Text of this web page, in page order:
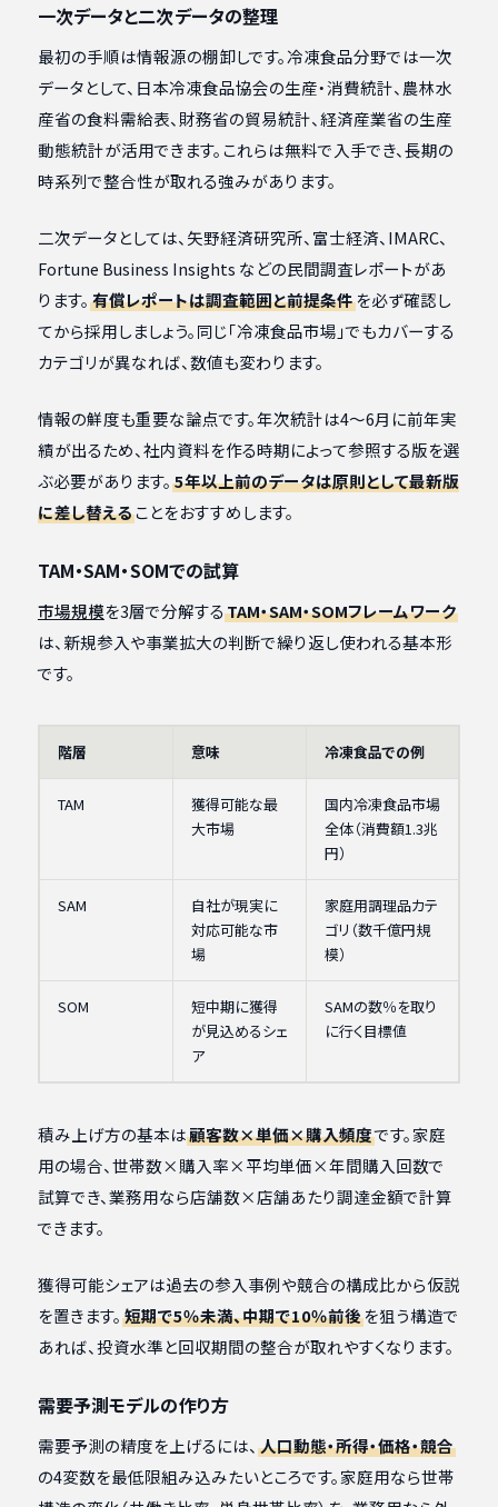
一次データと二次データの整理
最初の手順は情報源の棚卸しです。冷凍食品分野では一次
データとして、日本冷凍食品協会の生産・消費統計、農林水
産省の食料需給表、財務省の貿易統計、経済産業省の生産
動態統計が活用できます。これらは無料で入手でき、長期の
時系列で整合性が取れる強みがあります。
二次データとしては、矢野経済研究所、富士経済、IMARC、
Fortune Business Insights などの民間調査レポートがあ
ります。 有償レポートは調査範囲と前提条件を必ず確認し
てから採用しましょう。同じ「冷凍食品市場」でもカバーする
カテゴリが異なれば、数値も変わります。
情報の鮮度も重要な論点です。年次統計は4〜6月に前年実
績が出るため、社内資料を作る時期によって参照する版を選
ぶ必要があります。 5年以上前のデータは原則として最新版
に差し替えることをおすすめします。
TAM・SAM・SOMでの試算
市場規模を3層で分解するTAM・SAM・SOMフレームワーク
は、新規参入や事業拡大の判断で繰り返し使われる基本形
です。
階層 意味 冷凍食品での例
TAM
獲得可能な最
大市場
国内冷凍食品市場
全体（消費額1.3兆
円）
SAM
自社が現実に
対応可能な市
場
家庭用調理品カテ
ゴリ（数千億円規
模）
SOM
短中期に獲得
が見込めるシェ
ア
SAMの数％を取り
に行く目標値
積み上げ方の基本は顧客数×単価×購入頻度です。家庭
用の場合、世帯数×購入率×平均単価×年間購入回数で
試算でき、業務用なら店舗数×店舗あたり調達金額で計算
できます。
獲得可能シェアは過去の参入事例や競合の構成比から仮説
を置きます。 短期で5％未満、中期で10％前後を狙う構造で
あれば、投資水準と回収期間の整合が取れやすくなります。
需要予測モデルの作り方
需要予測の精度を上げるには、 人口動態・所得・価格・競合
の4変数を最低限組み込みたいところです。家庭用なら世帯